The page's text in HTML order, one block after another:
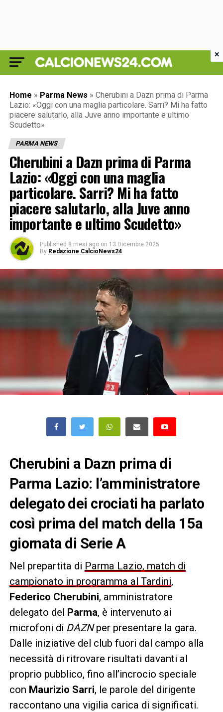
Home » Parma News » Cherubini a Dazn prima di Parma
Lazio: «Oggi con una maglia particolare. Sarri? Mi ha fatto
piacere salutarlo, alla Juve anno importante e ultimo
Scudetto»
PARMA NEWS
Cherubini a Dazn prima di Parma
Lazio: «Oggi con una maglia
particolare. Sarri? Mi ha fatto
piacere salutarlo, alla Juve anno
importante e ultimo Scudetto»
Published 8 mesi ago on 13 Dicembre 2025
By Redazione CalcioNews24
Cherubini a Dazn prima di
Parma Lazio: l’amministratore
delegato dei crociati ha parlato
così prima del match della 15a
giornata di Serie A
Nel prepartita di Parma Lazio, match di
campionato in programma al Tardini,
Federico Cherubini, amministratore
delegato del Parma, è intervenuto ai
microfoni di DAZNper presentare la gara.
Dalle iniziative del club fuori dal campo alla
necessità di ritrovare risultati davanti al
proprio pubblico, fino all’incrocio speciale
con Maurizio Sarri, le parole del dirigente
raccontano una vigilia carica di significati.
×